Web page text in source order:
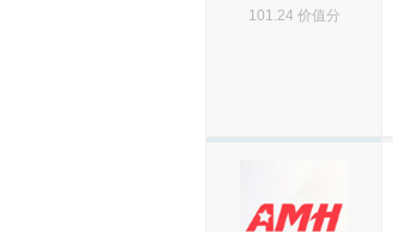
101.24 价值分